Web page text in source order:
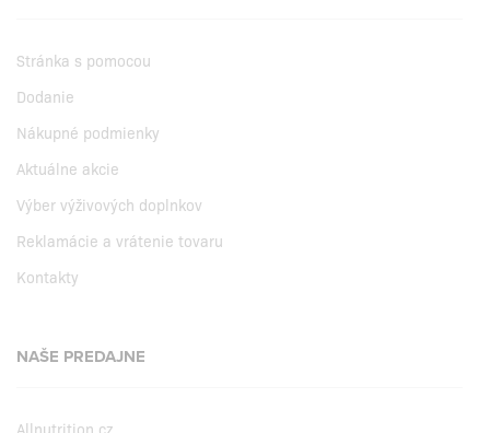
Stránka s pomocou
Dodanie
Nákupné podmienky
Aktuálne akcie
Výber výživových doplnkov
Reklamácie a vrátenie tovaru
Kontakty
NAŠE PREDAJNE